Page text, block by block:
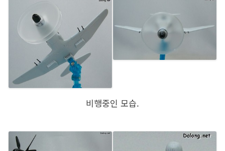
비행중인 모습.